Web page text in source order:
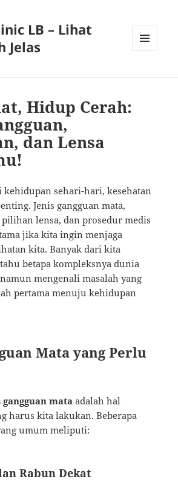
LB – Lihat
Jelas
Hidup Cerah:
dan Lensa
kehidupan sehari-hari, kesehatan
Jenis gangguan mata,
lensa, dan prosedur medis
jika kita ingin menjaga
kita. Banyak dari kita
betapa kompleksnya dunia
mengenali masalah yang
pertama menuju kehidupan
Mata yang Perlu
gangguan mata adalah hal
harus kita lakukan. Beberapa
umum meliputi:
Rabun Dekat